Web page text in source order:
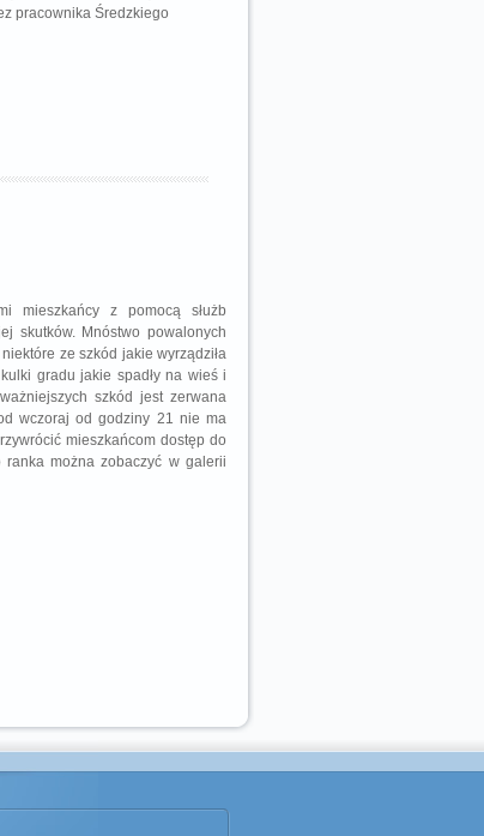
pracownika Średzkiego
mieszkańcy z pomocą służb
skutków. Mnóstwo powalonych
ze szkód jakie wyrządziła
gradu jakie spadły na wieś i
szkód jest zerwana
wczoraj od godziny 21 nie ma
mieszkańcom dostęp do
ranka można zobaczyć w galerii